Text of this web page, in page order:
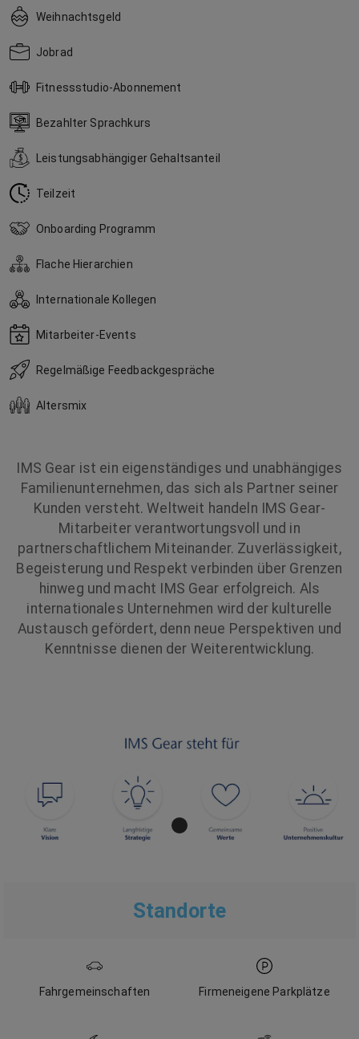
Weihnachtsgeld
Jobrad
Fitnessstudio-Abonnement
Bezahlter Sprachkurs
Leistungsabhängiger Gehaltsanteil
Teilzeit
Onboarding Programm
Flache Hierarchien
Internationale Kollegen
Mitarbeiter-Events
Regelmäßige Feedbackgespräche
Altersmix
IMS Gear ist ein eigenständiges und unabhängiges
Familienunternehmen, das sich als Partner seiner
Kunden versteht.Weltweit handeln IMS Gear-
Mitarbeiter verantwortungsvoll und in
partnerschaftlichem Miteinander. Zuverlässigkeit,
Begeisterung und Respekt verbinden über Grenzen
hinweg und macht IMS Gear erfolgreich. Als
internationales Unternehmen wird der kulturelle
Austausch gefördert, denn neue Perspektiven und
Kenntnisse dienen der Weiterentwicklung.
Standorte
Fahrgemeinschaften Firmeneigene Parkplätze